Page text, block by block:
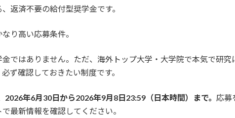
返済不要の給付型奨学金です。
り高い応募条件。
ではありません。ただ、海外トップ大学・大学院で本気で研究
ず確認しておきたい制度です。
年6月30日から2026年9月8日23:59（日本時間）まで。 応募
最新情報を確認してください。